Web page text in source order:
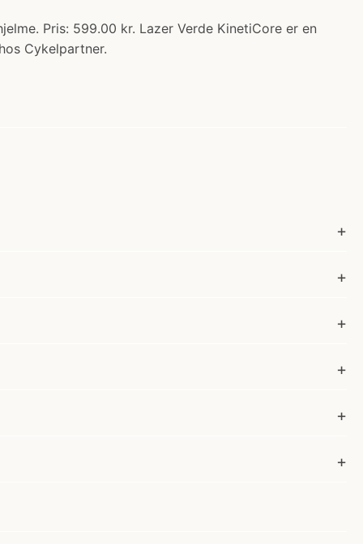
Pris: 599.00 kr. Lazer Verde KinetiCore er en
Cykelpartner.